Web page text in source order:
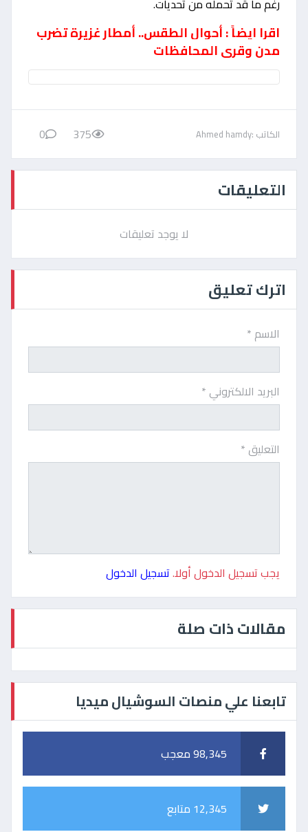
رغم ما قد تحمله من تحديات.
اقرا ايضاً : أحوال الطقس.. أمطار غزيرة تضرب
مدن وقرى المحافظات
الكاتب :Ahmed hamdy 375
0
التعليقات
لا يوجد تعليقات
اترك تعليق
الاسم *
البريد الالكتروني *
التعليق *
يجب تسجيل الدخول أولا.تسجيل الدخول
مقالات ذات صلة
تابعنا علي منصات السوشيال ميديا
98,345 معجب
12,345 متابع